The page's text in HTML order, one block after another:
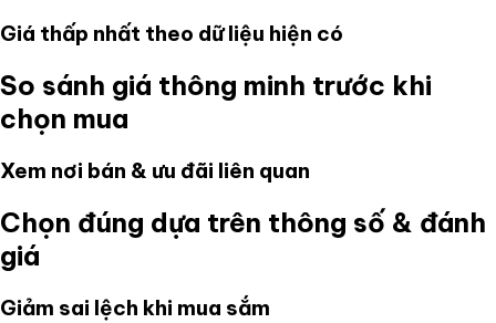
Giá thấp nhất theo dữ liệu hiện có
So sánh giá thông minh trước khi
chọn mua
Xem nơi bán & ưu đãi liên quan
Chọn đúng dựa trên thông số & đánh
giá
Giảm sai lệch khi mua sắm